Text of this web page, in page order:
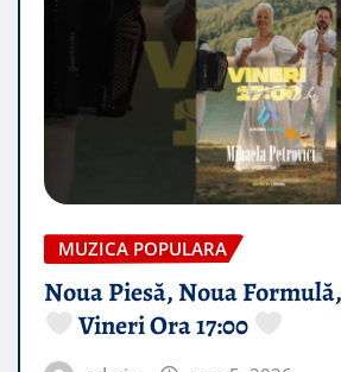
MUZICA POPULARA
Noua Piesă, Noua
Vineri Ora 17:00